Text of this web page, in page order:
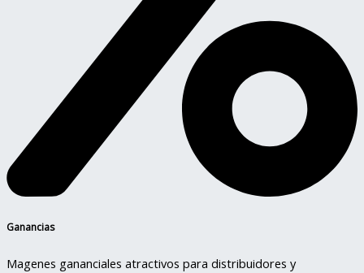
Ganancias
Magenes gananciales atractivos para distribuidores y